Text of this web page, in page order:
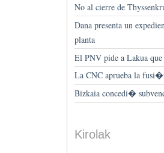
No al cierre de
Dana presenta un
planta
El PNV pide a Lakua
La CNC aprueba la
Bizkaia concedi�
Kirolak